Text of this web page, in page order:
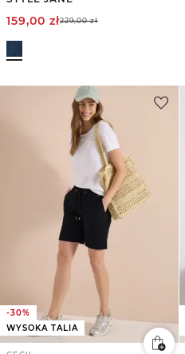
159,00 zł229,00zł
-30%
WYSOKA TALIA